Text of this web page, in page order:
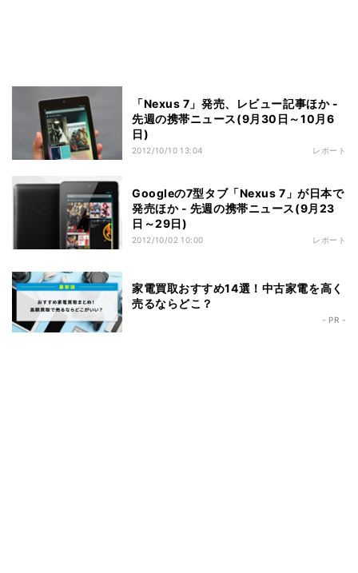
「Nexus 7」発売、レビュー記事ほか -
先週の携帯ニュース(9月30日～10月6
日)
2012/10/10 13:04 レポート
Googleの7型タブ「Nexus 7」が日本で
発売ほか - 先週の携帯ニュース(9月23
日～29日)
2012/10/02 10:00 レポート
家電買取おすすめ14選！中古家電を高く
売るならどこ？
- PR -